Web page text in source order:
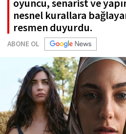
oyuncu, senarist ve
nesnel kurallara
resmen duyurdu.
ABONE OL